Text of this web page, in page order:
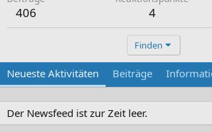
406 4
Finden
Neueste Aktivitäten Beiträge
Der Newsfeed ist zur Zeit leer.